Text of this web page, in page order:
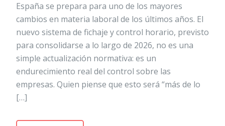
España se prepara para uno de los mayores
cambios en materia laboral de los últimos años. El
nuevo sistema de fichaje y control horario, previsto
para consolidarse a lo largo de 2026, no es una
simple actualización normativa: es un
endurecimiento real del control sobre las
empresas. Quien piense que esto será “más de lo
[…]